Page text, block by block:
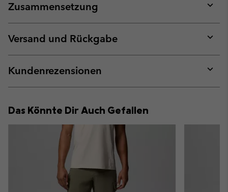
Zusammensetzung
or
Versand und Rückgabe
or
Kundenrezensionen
or
Das Könnte Dir Auch Gefallen